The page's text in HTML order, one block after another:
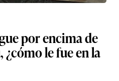
por encima de
¿cómo le fue en la